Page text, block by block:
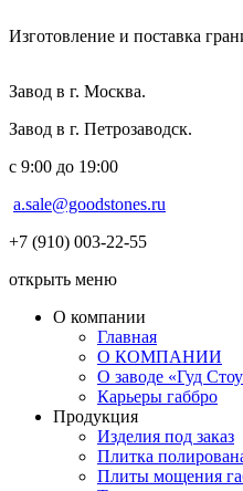
Изготовление и поставка
Завод в г. Москва.
Завод в г. Петрозаводск.
с 9:00 до 19:00
a.sale@goodstones.ru
+7 (910) 003-22-55
открыть меню
О компании
Главная
О КОМПАНИИ
О заводе «Гуд
Карьеры габбро
Продукция
Изделия под заказ
Плитка
Плиты мощения